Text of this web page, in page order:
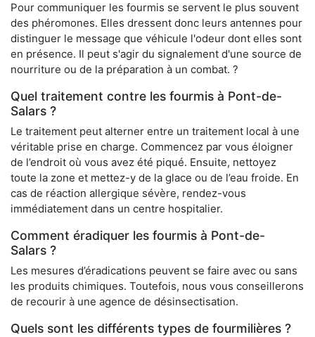
Pour communiquer les fourmis se servent le plus souvent
des phéromones. Elles dressent donc leurs antennes pour
distinguer le message que véhicule l'odeur dont elles sont
en présence. Il peut s'agir du signalement d'une source de
nourriture ou de la préparation à un combat. ?
Quel traitement contre les fourmis à Pont-de-
Salars ?
Le traitement peut alterner entre un traitement local à une
véritable prise en charge. Commencez par vous éloigner
de l’endroit où vous avez été piqué. Ensuite, nettoyez
toute la zone et mettez-y de la glace ou de l’eau froide. En
cas de réaction allergique sévère, rendez-vous
immédiatement dans un centre hospitalier.
Comment éradiquer les fourmis à Pont-de-
Salars ?
Les mesures d’éradications peuvent se faire avec ou sans
les produits chimiques. Toutefois, nous vous conseillerons
de recourir à une agence de désinsectisation.
Quels sont les différents types de fourmilières ?